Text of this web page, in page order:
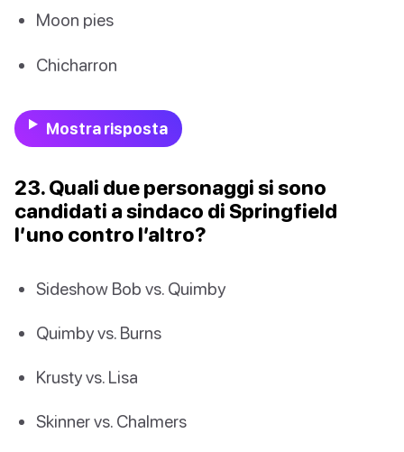
Moon pies
Chicharron
Mostra risposta
23. Quali due personaggi si sono
candidati a sindaco di Springfield
l’uno contro l’altro?
Sideshow Bob vs. Quimby
Quimby vs. Burns
Krusty vs. Lisa
Skinner vs. Chalmers